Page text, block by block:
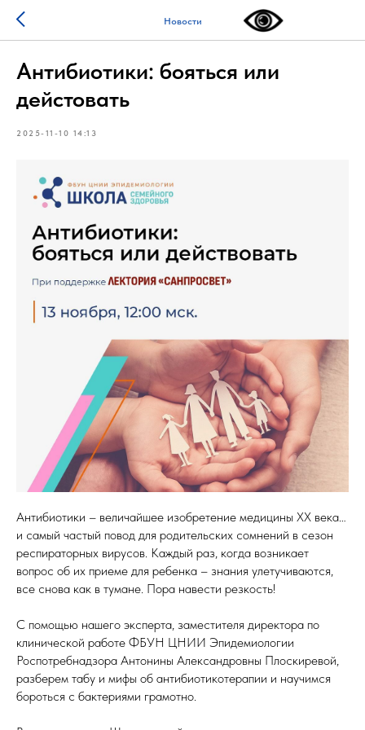
Новости
Антибиотики: бояться или
дейстовать
2025-11-10 14:13
Антибиотики – величайшее изобретение медицины XX века…
и самый частый повод для родительских сомнений в сезон
респираторных вирусов. Каждый раз, когда возникает
вопрос об их приеме для ребенка – знания улетучиваются,
все снова как в тумане. Пора навести резкость!
С помощью нашего эксперта, заместителя директора по
клинической работе ФБУН ЦНИИ Эпидемиологии
Роспотребнадзора Антонины Александровны Плоскиревой,
разберем табу и мифы об антибиотикотерапии и научимся
бороться с бактериями грамотно.